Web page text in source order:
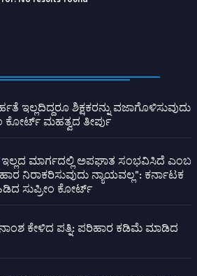
ಇಲ್ಲದಿದ್ದರೂ ಶಿಕ್ಷಕರನ್ನು ವಜಾಗೊಳಿಸುವುದು
ಕೋರ್ಟ್ ಮಹತ್ವದ ತೀರ್ಪು
ಇಲ್ಲದ ಮಾರ್ಗದಲ್ಲಿ ಅಪಘಾತ ಸಂಭವಿಸಿದೆ ಎಂಬ
ನಿರಾಕರಿಸುವುದು ನ್ಯಾಯವಲ್ಲ": ಕರ್ನಾಟಕ
ಸುಪ್ರೀಂ ಕೋರ್ಟ್
ಕೇಳಿದ ಪತ್ನಿ: ಪರಿಹಾರ ಕಡಿಮೆ ಮಾಡಿದ